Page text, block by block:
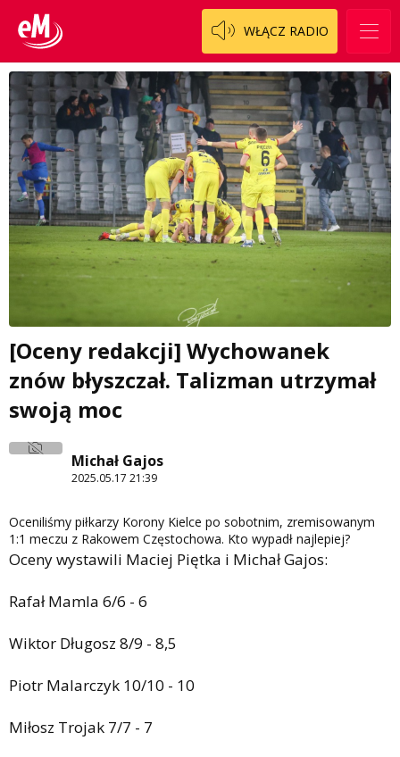
WŁĄCZ RADIO
[Oceny redakcji] Wychowanek
znów błyszczał. Talizman utrzymał
swoją moc
Michał Gajos
2025.05.17 21:39
Oceniliśmy piłkarzy Korony Kielce po sobotnim, zremisowanym
1:1 meczu z Rakowem Częstochowa. Kto wypadł najlepiej?
Oceny wystawili Maciej Piętka i Michał Gajos:
Rafał Mamla 6/6 - 6
Wiktor Długosz 8/9 - 8,5
Piotr Malarczyk 10/10 - 10
Miłosz Trojak 7/7 - 7